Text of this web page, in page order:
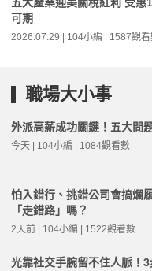
五大產業迎美關稅紅利 受惠
可期
2026.07.29 | 104小編 | 1587觀看
職場大小事
外派高薪成功關鍵！五大問
今天 | 104小編 | 1084觀看數
怕入錯行、挑錯公司會搞爛
「走錯路」嗎？
2天前 | 104小編 | 1522觀看數
光靠社交手腕留不住人脈！